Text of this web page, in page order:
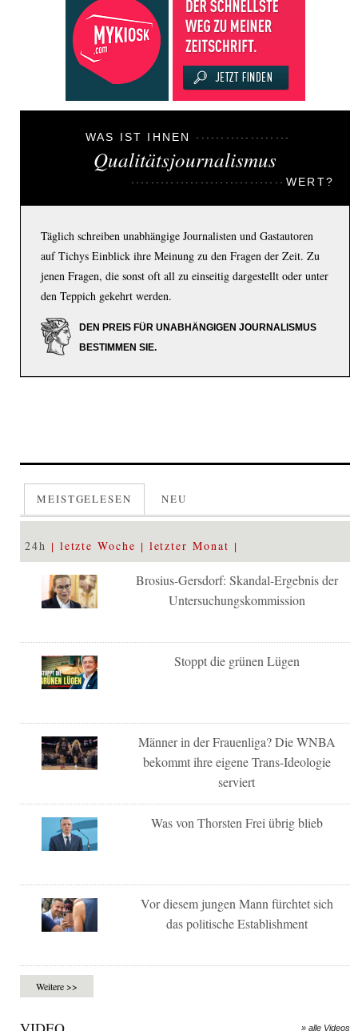
WAS IST IHNEN
Qualitätsjournalismus
WERT?
Täglich schreiben unabhängige Journalisten und Gastautoren
auf Tichys Einblick ihre Meinung zu den Fragen der Zeit. Zu
jenen Fragen, die sonst oft all zu einseitig dargestellt oder unter
den Teppich gekehrt werden.
DEN PREIS FÜR UNABHÄNGIGEN JOURNALISMUS
BESTIMMEN SIE.
MEISTGELESEN NEU
24h letzte Woche letzter Monat
Brosius-Gersdorf: Skandal-Ergebnis der
Untersuchungskommission
Stoppt die grünen Lügen
Männer in der Frauenliga? Die WNBA
bekommt ihre eigene Trans-Ideologie
serviert
Was von Thorsten Frei übrig blieb
Vor diesem jungen Mann fürchtet sich
das politische Establishment
Weitere >>
» alle Videos